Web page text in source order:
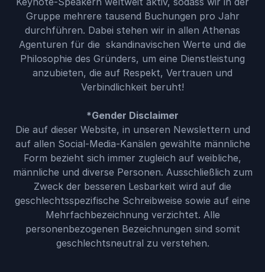
Gruppe mehrere tausend Buchungen pro Jahr
durchführen. Dabei stehen wir in allen Athenas
Agenturen für die skandinavischen Werte und die
Philosophie des Gründers, um eine Dienstleistung
anzubieten, die auf Respekt, Vertrauen und
Verbindlichkeit beruht!
*Gender Disclaimer
Die auf dieser Website, in unseren Newslettern und
auf allen Social-Media-Kanälen gewählte männliche
Form bezieht sich immer zugleich auf weibliche,
männliche und diverse Personen. Ausschließlich zum
Zweck der besseren Lesbarkeit wird auf die
geschlechtsspezifische Schreibweise sowie auf eine
Mehrfachbezeichnung verzichtet. Alle
personenbezogenen Bezeichnungen sind somit
geschlechtsneutral zu verstehen.